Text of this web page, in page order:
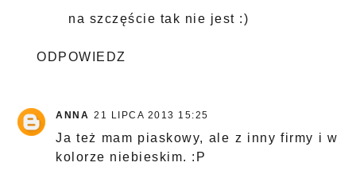
na szczęście tak nie jest :)
ODPOWIEDZ
ANNA 21 LIPCA 2013 15:25
Ja też mam piaskowy, ale z inny firmy i w
kolorze niebieskim. :P